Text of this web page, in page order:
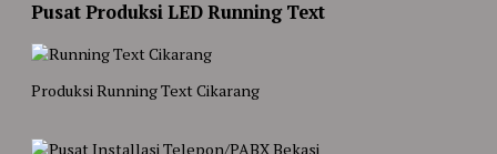
Pusat Produksi LED Running Text
Produksi Running Text Cikarang